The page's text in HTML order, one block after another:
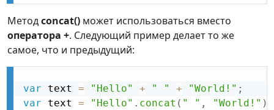
Методconcat() может использоваться вместо
оператора +. Следующий пример делает то же
самое, что и предыдущий:
var text = "Hello" + " " + "World!" ;
var text = "Hello" . concat ( " " , "World!" )